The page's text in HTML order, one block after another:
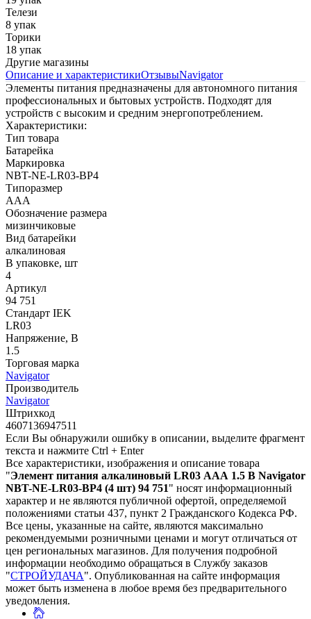
Телези
8 упак
Торики
18 упак
Другие магазины
Описание и характеристикиОтзывыNavigator
Элементы питания предназначены для автономного питания
профессиональных и бытовых устройств. Подходят для
устройств с высоким и средним энергопотреблением.
Характеристики:
Тип товара
Батарейка
Маркировка
NBT-NE-LR03-BP4
Типоразмер
ААА
Обозначение размера
мизинчиковые
Вид батарейки
алкалиновая
В упаковке, шт
4
Артикул
94 751
Стандарт IEK
LR03
Напряжение, В
1.5
Торговая марка
Navigator
Производитель
Navigator
Штрихкод
4607136947511
Если Вы обнаружили ошибку в описании, выделите фрагмент
текста и нажмите Ctrl + Enter
Все характеристики, изображения и описание товара
"Элемент питания алкалиновый LR03 ААА 1.5 В Navigator
NBT-NE-LR03-BP4 (4 шт) 94 751" носят информационный
характер и не являются публичной офертой, определяемой
положениями статьи 437, пункт 2 Гражданского Кодекса РФ.
Все цены, указанные на сайте, являются максимально
рекомендуемыми розничными ценами и могут отличаться от
цен региональных магазинов. Для получения подробной
информации необходимо обращаться в Службу заказов
"СТРОЙУДАЧА". Опубликованная на сайте информация
может быть изменена в любое время без предварительного
уведомления.